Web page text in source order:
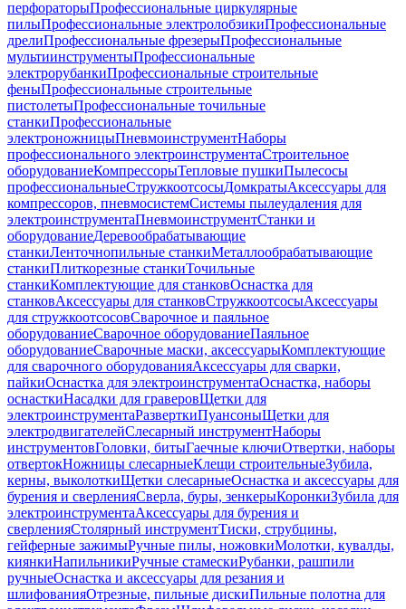
перфораторыПрофессиональные циркулярные
пилыПрофессиональные электролобзикиПрофессиональные
дрелиПрофессиональные фрезерыПрофессиональные
мультиинструментыПрофессиональные
электрорубанкиПрофессиональные строительные
феныПрофессиональные строительные
пистолетыПрофессиональные точильные
станкиПрофессиональные
электроножницыПневмоинструментНаборы
профессионального электроинструментаСтроительное
оборудованиеКомпрессорыТепловые пушкиПылесосы
профессиональныеСтружкоотсосыДомкратыАксессуары для
компрессоров, пневмосистемСистемы пылеудаления для
электроинструментаПневмоинструментСтанки и
оборудованиеДеревообрабатывающие
станкиЛенточнопильные станкиМеталлообрабатывающие
станкиПлиткорезные станкиТочильные
станкиКомплектующие для станковОснастка для
станковАксессуары для станковСтружкоотсосыАксессуары
для стружкоотсосовСварочное и паяльное
оборудованиеСварочное оборудованиеПаяльное
оборудованиеСварочные маски, аксессуарыКомплектующие
для сварочного оборудованияАксессуары для сварки,
пайкиОснастка для электроинструментаОснастка, наборы
оснасткиНасадки для граверовЩетки для
электроинструментаРазверткиПуансоныЩетки для
электродвигателейСлесарный инструментНаборы
инструментовГоловки, битыГаечные ключиОтвертки, наборы
отвертокНожницы слесарныеКлещи строительныеЗубила,
керны, выколоткиЩетки слесарныеОснастка и аксессуары для
бурения и сверленияСверла, буры, зенкерыКоронкиЗубила для
электроинструментаАксессуары для бурения и
сверленияСтолярный инструментТиски, струбцины,
гейферные зажимыРучные пилы, ножовкиМолотки, кувалды,
киянкиНапильникиРучные стамескиРубанки, рашпили
ручныеОснастка и аксессуары для резания и
шлифованияОтрезные, пильные дискиПильные полотна для